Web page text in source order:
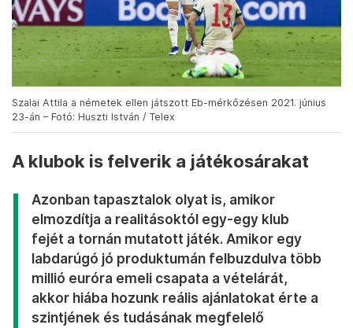
Szalai Attila a németek ellen játszott Eb-mérkőzésen 2021. június
23-án – Fotó: Huszti István / Telex
A klubok is felverik a játékosárakat
Azonban tapasztalok olyat is, amikor
elmozdítja a realitásoktól egy-egy klub
fejét a tornán mutatott játék. Amikor egy
labdarúgó jó produktumán felbuzdulva több
millió euróra emeli csapata a vételárát,
akkor hiába hozunk reális ajánlatokat érte a
szintjének és tudásának megfelelő